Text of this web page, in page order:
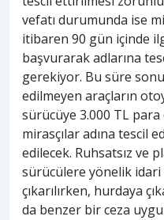
vefatı durumunda ise
itibaren 90 gün içinde
başvurarak adlarına
gerekiyor. Bu süre
edilmeyen araçların
sürücüye 3.000 TL para
mirasçılar adına tescil
edilecek. Ruhsatsız ve
sürücülere yönelik idari
çıkarılırken, hurdaya
da benzer bir ceza